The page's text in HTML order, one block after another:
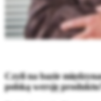
Czyli na bazie
polską wersję